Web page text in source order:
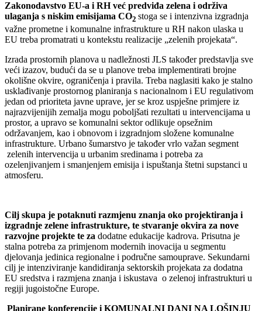
Zakonodavstvo EU-a i RH već predviđa zelena i održiva
ulaganja s niskim emisijama CO2 stoga se i intenzivna izgradnja
važne prometne i komunalne infrastrukture u RH nakon ulaska u
EU treba promatrati u kontekstu realizacije „zelenih projekata“.
Izrada prostornih planova u nadležnosti JLS također predstavlja sve
veći izazov, budući da se u planove treba implementirati brojne
okolišne okvire, ograničenja i pravila. Treba naglasiti kako je stalno
usklađivanje prostornog planiranja s nacionalnom i EU regulativom
jedan od prioriteta javne uprave, jer se kroz uspješne primjere iz
najrazvijenijih zemalja mogu poboljšati rezultati u intervencijama u
prostor, a upravo se komunalni sektor odlikuje opsežnim
održavanjem, kao i obnovom i izgradnjom složene komunalne
infrastrukture. Urbano šumarstvo je također vrlo važan segment
zelenih intervencija u urbanim sredinama i potreba za
ozelenjivanjem i smanjenjem emisija i ispuštanja štetni supstanci u
atmosferu.
Cilj skupa je potaknuti razmjenu znanja oko projektiranja i
izgradnje zelene infrastrukture, te stvaranje okvira za nove
razvojne projekte te za dodatne edukacije kadrova. Prisutna je
stalna potreba za primjenom modernih inovacija u segmentu
djelovanja jedinica regionalne i područne samouprave. Sekundarni
cilj je intenziviranje kandidiranja sektorskih projekata za dodatna
EU sredstva i razmjena znanja i iskustava o zelenoj infrastrukturi u
regiji jugoistočne Europe.
Planirane konferencije i KOMUNALNI DANI NA LOŠINJU